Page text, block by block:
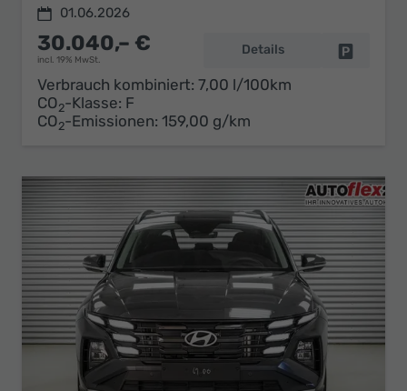
01.06.2026
30.040,– €
incl. 19% MwSt.
Details
Verbrauch kombiniert: 7,00 l/100km
CO2-Klasse: F
CO2-Emissionen: 159,00 g/km